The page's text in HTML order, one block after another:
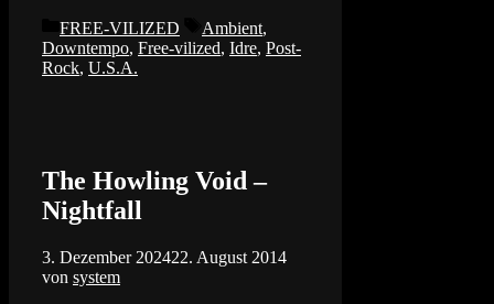
Kategorien
FREE-VILIZED Schlagwörter
Ambient,
Downtempo, Free-vilized, Idre, Post-
Rock, U.S.A.
The Howling Void –
Nightfall
3. Dezember 202422. August 2014
von system